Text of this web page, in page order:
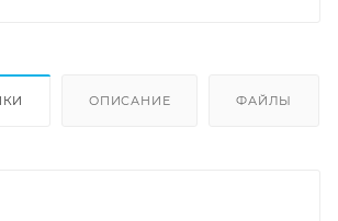
ОПИСАНИЕ ФАЙЛЫ